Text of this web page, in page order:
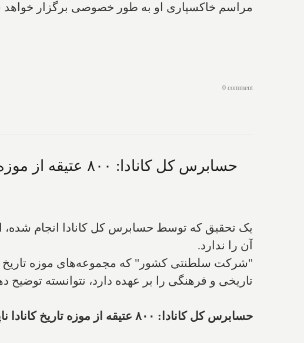
مراسم خاکسپاری او به طور خصوصی برگزار خواهد شد. وی
0 comment
حسابرس کل کانادا: ۸۰۰ عتیقه از موزه تاریخ کانادا ناپدید شده، هیچ برنامه‌ای هم برای مقابله با آن وجود ندارد
یک تحقیق که توسط حسابرس کل کانادا انجام شده،
آن را ندارد.
تاریخی و فرهنگی را بر عهده دارد، نتوانسته توضیح
حسابرس کل کانادا: ۸۰۰ عتیقه از موزه تاریخ کانادا ناپدید شده، هیچ برنامه‌ای هم برای مقابله با آن وجود ندارد